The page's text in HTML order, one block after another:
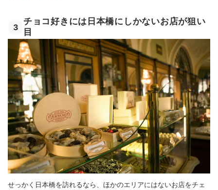
3
チョコ好きには日本橋にしかないお店が狙い
目
せっかく日本橋を訪れるなら、ほかのエリアにはないお店をチェ